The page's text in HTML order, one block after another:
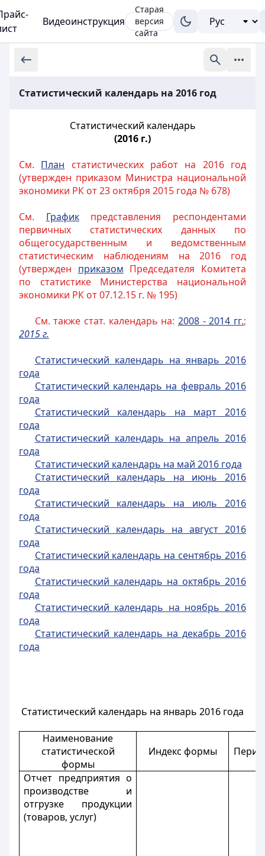
Видеоинструкция
Старая
версия
сайта
Статистический календарь на 2016 год
Статистический календарь
(2016 г.)
См. План статистических работ на 2016 год
(утвержден приказом Министра национальной
экономики РК от 23 октября 2015 года № 678)
См. Графикпредставления респондентами
первичных статистических данных по
общегосударственным и ведомственным
статистическим наблюдениям на 2016 год
(утвержден приказом Председателя Комитета
по статистике Министерства национальной
экономики РК от 07.12.15 г. № 195)
См. также стат. календарь на: 2008 - 2014 гг.;
2015 г.
Статистический календарь на январь 2016
года
Статистический календарь на февраль 2016
года
Статистический календарь на март 2016
года
Статистический календарь на апрель 2016
года
Статистический календарь на май 2016 года
Статистический календарь на июнь 2016
года
Статистический календарь на июль 2016
года
Статистический календарь на август 2016
года
Статистический календарь на сентябрь 2016
года
Статистический календарь на октябрь 2016
года
Статистический календарь на ноябрь 2016
года
Статистический календарь на декабрь 2016
года
Статистический календарь на январь 2016 года
Наименование
статистической
формы
Индекс формы
Отчет предприятия о
производстве и
отгрузке продукции
(товаров, услуг)